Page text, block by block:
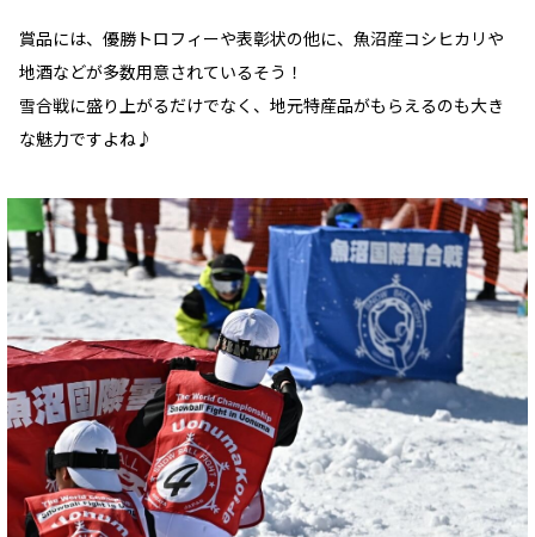
賞品には、優勝トロフィーや表彰状の他に、魚沼産コシヒカリや
地酒などが多数用意されているそう！
雪合戦に盛り上がるだけでなく、地元特産品がもらえるのも大き
な魅力ですよね♪